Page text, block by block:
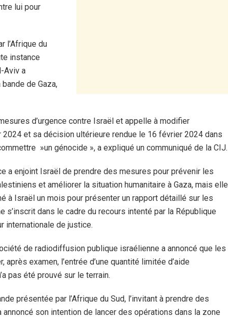
lui pour
l’Afrique du
instance
Aviv a
de Gaza,
d’urgence contre Israël et appelle à modifier
2024 et sa décision ultérieure rendue le 16 février 2024 dans
»un génocide », a expliqué un communiqué de la CIJ.
a enjoint Israël de prendre des mesures pour prévenir les
et améliorer la situation humanitaire à Gaza, mais elle
à Israël un mois pour présenter un rapport détaillé sur les
s’inscrit dans le cadre du recours intenté par la République
internationale de justice.
de radiodiffusion publique israélienne a annoncé que les
examen, l’entrée d’une quantité limitée d’aide
pas été prouvé sur le terrain.
présentée par l’Afrique du Sud, l’invitant à prendre des
son intention de lancer des opérations dans la zone